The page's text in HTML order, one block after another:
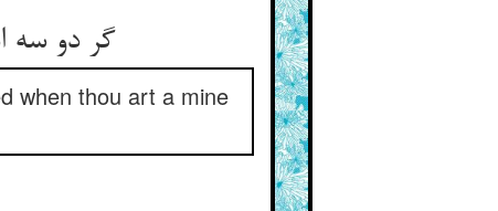
گر دو سه
when thou art a mine